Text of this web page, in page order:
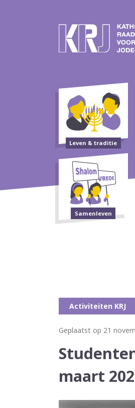
Leven & traditie
Samenleven
Activiteiten KRJ
Geplaatst op 21
maart